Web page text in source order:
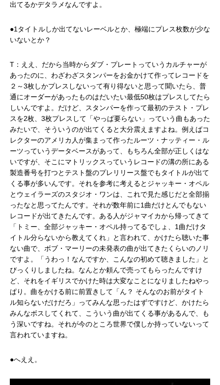
出てるかデタラメなんですよ。
●1タイトルしか出てないレーベルとか、極端にプレス枚数が少な
いないとか？
T：ええ、だから当時からダブ・プレートっていうカルチャーが
あったのに、わざわざスタンパーをお金かけて作ってレコードを
２～3枚しかプレスしないって有り得ないと思って聞いたら、普
通にオーダーがあったものはだいたい最低50枚はプレスしてたら
しいんですよ。だけど、スタンパーを作って最初のテスト・プレ
スを2枚、3枚プレスして「やっぱ要らない」っていう曲もあった
みたいで、そういうのが出てくると大分震えますよね。例えばコ
レクターのアメリカ人が集まって作ったルーツ・ナッティー・ル
ーツっていうデータベースがあって、もちろん全部が正しくはな
いですが、そこにマトリックスっていうレコードの溝の所にある
製造番号を打つとテスト盤のプレリリース盤でもタイトルが出て
くる事が多いんです。それを参考に考えるとジャッキー・オペル
とウェイラーズのスタジオ・ワンは、これで見た感じだと全部揃
ったなと思ってたんです。それが数年前に1曲だけとんでもない
レコードが出てきたんです。ある人がジャマイカから帰ってきて
「トミー、全部ジャッキー・オペル持ってるでしょ、1曲だけタ
イトル分らないから教えてくれ」と言われて、かけたら聴いた事
ない曲で、ボブ・マーリーの未発表の曲が出てきたくらいのノリ
ですよ。「うわっ！なんですか、こんなの初めて聴きました」と
びっくりしましたね。なんとか頼んで売ってもらったんですけ
ど、それをイギリスでかけた時は大変なことになりましたねやっ
ぱり。曲をかける前に前置きして「ん？ そんなのお前がタイト
ル知らないだけだろ」ってみんな思ったはずですけど、かけたら
みんなボスしてくれて、こういう曲が出てくる事があるんで、も
う深いですね。それが今のところ世界で僕しか持っていないって
言われていますね。
●へええ。